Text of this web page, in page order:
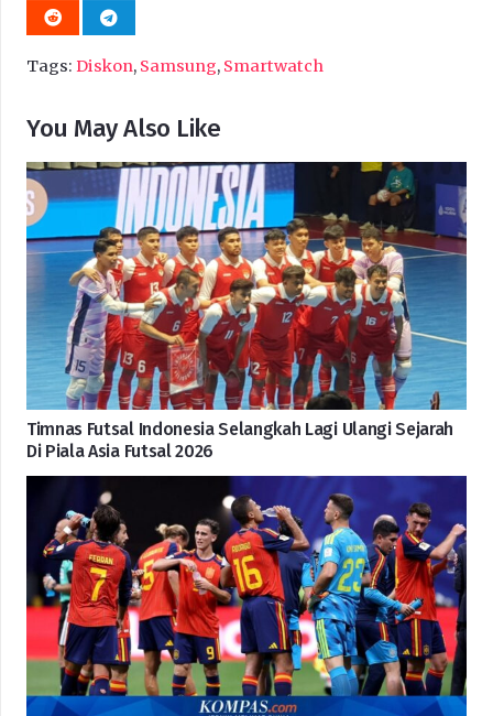
Tags: Diskon, Samsung, Smartwatch
You May Also Like
Timnas Futsal Indonesia Selangkah Lagi Ulangi Sejarah
Di Piala Asia Futsal 2026